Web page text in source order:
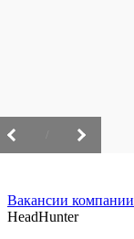
Вакансии компании
HeadHunter